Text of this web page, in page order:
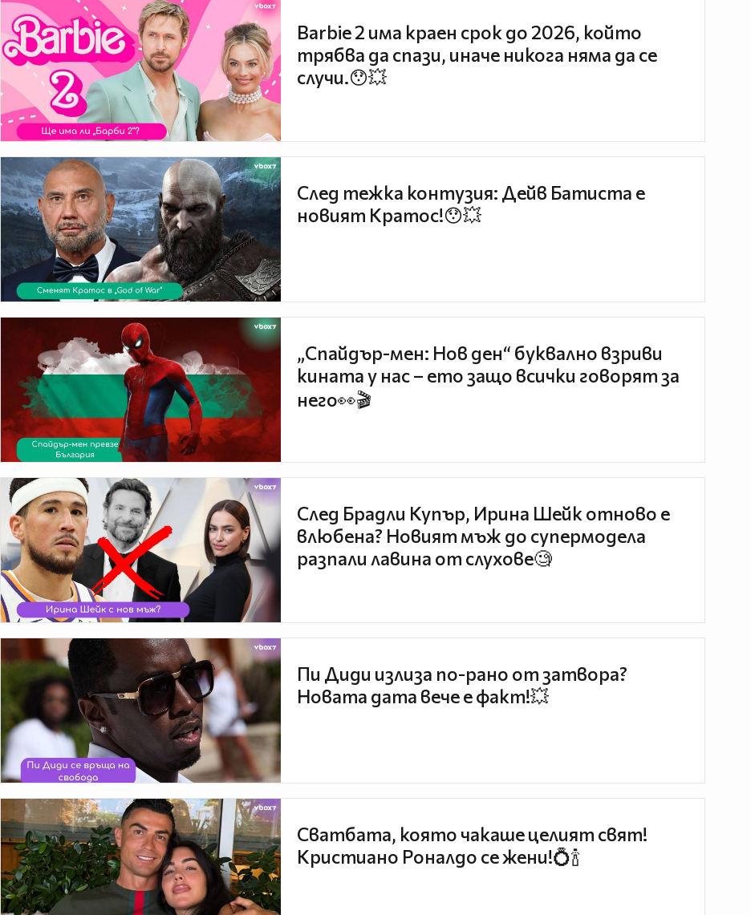
Barbie 2 има краен срок до 2026, който
трябва да спази, иначе никога няма да се
случи.😯💥
След тежка контузия: Дейв Батиста е
новият Кратос!😯💥
„Спайдър-мен: Нов ден“ буквално взриви
кината у нас – ето защо всички говорят за
него👀🎬
След Брадли Купър, Ирина Шейк отново е
влюбена? Новият мъж до супермодела
разпали лавина от слухове🧐
Пи Диди излиза по-рано от затвора?
Новата дата вече е факт!💥
Сватбата, която чакаше целият свят!
Кристиано Роналдо се жени!💍🍾